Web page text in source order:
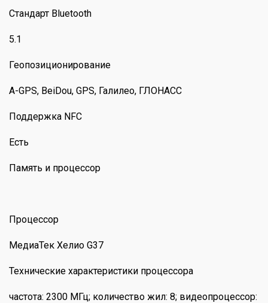
Стандарт Bluetooth
5.1
Геопозиционирование
A-GPS, BeiDou, GPS, Галилео, ГЛОНАСС
Поддержка NFC
Есть
Память и процессор
Процессор
МедиаТек Хелио G37
Технические характеристики процессора
частота: 2300 МГц; количество жил: 8; видеопроцессор: